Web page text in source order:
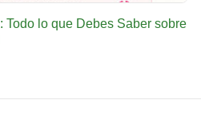
Todo lo que Debes Saber sobre